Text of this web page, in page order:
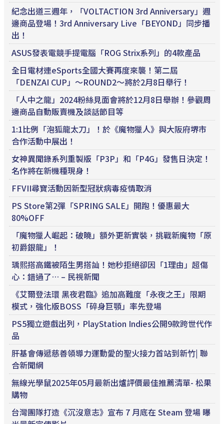
紀念出道三週年，「VOLTACTION 3rd Anniversary」週
邊商品登場！3rd Anniversary Live「BEYOND」同步播
出！
ASUS發表電競手提電腦「ROG Strix系列」的4款產品
全日電材連eSports全國大賽再度來襲！第二屆
「DENZAI CUP」～ROUND2～將於2月8日舉行！
「人中之龍」2024粉絲見面會將於12月8日舉辦！參觀周
邊商品自動販賣機及談話節目等
1:1比例「泡狐龍太刀」！於《魔物獵人》與大阪府堺市
合作活動中展出！
女神異聞錄系列重製版「P3P」和「P4G」發售日決定！
名作將在新機種現身！
FFVII尋寶活動因新型冠狀病毒疫情取消
PS Store第2彈「SPRING SALE」開跑！優惠最大
80%OFF
「魔物獵人崛起：破曉」額外更新實裝，挑戰新魔物「原
初爵銀龍」！
瑀熙搭高鐵被陌生男搭訕！她秒拒絕卻因「1理由」超傷
心：錯過了… – 民視新聞
《艾爾登法環 黑夜君臨》追加高難度「永夜之王」限期
模式，強化版BOSS「碎身巨顎」率先登場
PS5獨立遊戲出列，PlayStation Indies公開9款跨世代作
品
肝基會傳遞慈善領導力運動愛的聖火接力首站到新竹| 聯
合新聞網
無線光學鼠2025年05月最新出爐評價最佳推薦清單- 松果
購物
台灣團隊打造《沉沒意志》宣布 7 月底在 Steam 登場 曝